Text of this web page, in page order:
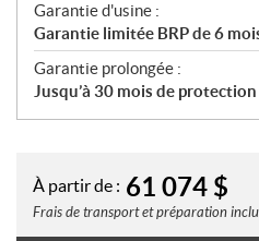
Garantie d'usine :
Garantie limitée BRP de 6
Garantie prolongée :
Jusqu’à 30 mois de protection
À partir de : 61 074 $
Frais de transport et préparation